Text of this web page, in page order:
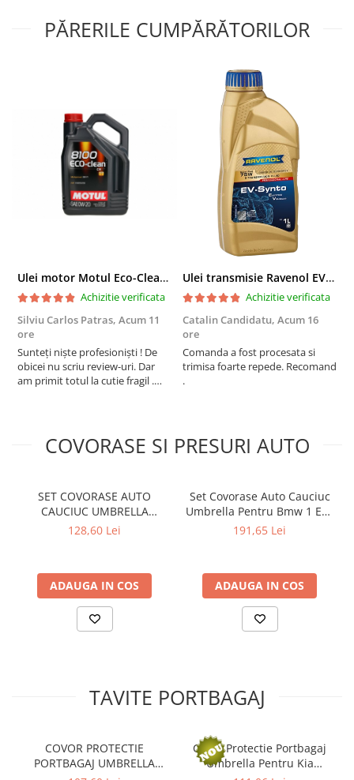
PĂRERILE CUMPĂRĂTORILOR
Ulei motor Motul Eco-Clean 0W20 - 5 Litri
Achizitie verificata
Silviu Carlos Patras, Acum 11
ore
Sunteți niște profesioniști ! De
obicei nu scriu review-uri. Dar
am primit totul la cutie fragil .
Ulei transmisie Ravenol EV-Synto Super Fluid 75W E-TF - 1 Litru
Achizitie verificata
Catalin Candidatu, Acum 16
ore
Comanda a fost procesata si
trimisa foarte repede. Recomand
.
COVORASE SI PRESURI AUTO
SET COVORASE AUTO
CAUCIUC UMBRELLA
PENTRU KIA SPORTAGE II
128,60 Lei
ADAUGA IN COS
Set Covorase Auto Cauciuc
Umbrella Pentru Bmw 1 E81
/ E82 / E87 / E882004-2011
191,65 Lei
ADAUGA IN COS
TAVITE PORTBAGAJ
COVOR PROTECTIE
PORTBAGAJ UMBRELLA
Covor Protectie Portbagaj
Umbrella Pentru Kia